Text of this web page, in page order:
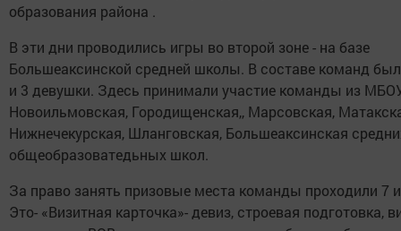
образования района .
В эти дни проводились игры во второй зоне - на базе
Большеаксинской средней школы. В составе команд
и 3 девушки. Здесь принимали участие команды из
Новоильмовская, Городищенская,, Марсовская,
Нижнечекурская, Шланговская, Большеаксинская
общеобразоватедьных школ.
За право занять призовые места команды проходили 7
Это- «Визитная карточка»- девиз, строевая подготовка,